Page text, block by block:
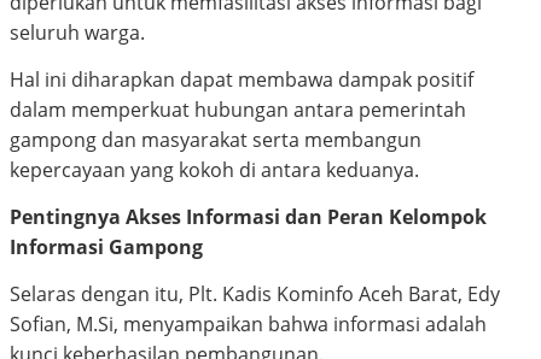
seluruh warga.
Hal ini diharapkan dapat membawa dampak positif
dalam memperkuat hubungan antara pemerintah
gampong dan masyarakat serta membangun
kepercayaan yang kokoh di antara keduanya.
Pentingnya Akses Informasi dan Peran Kelompok
Informasi Gampong
Selaras dengan itu, Plt. Kadis Kominfo Aceh Barat, Edy
Sofian, M.Si, menyampaikan bahwa informasi adalah